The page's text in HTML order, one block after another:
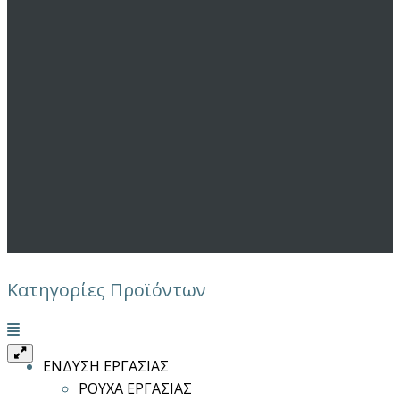
Κατηγορίες Προϊόντων
Μενού
ΕΝΔΥΣΗ ΕΡΓΑΣΙΑΣ
ΡΟΥΧΑ ΕΡΓΑΣΙΑΣ